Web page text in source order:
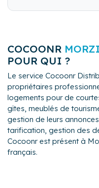
COCOONR
POUR QUI ?
Le service Cocoonr
propriétaires
logements pour de
gîtes, meublés de
gestion de leurs
tarification, gestion des
Cocoonr est présent à
français.